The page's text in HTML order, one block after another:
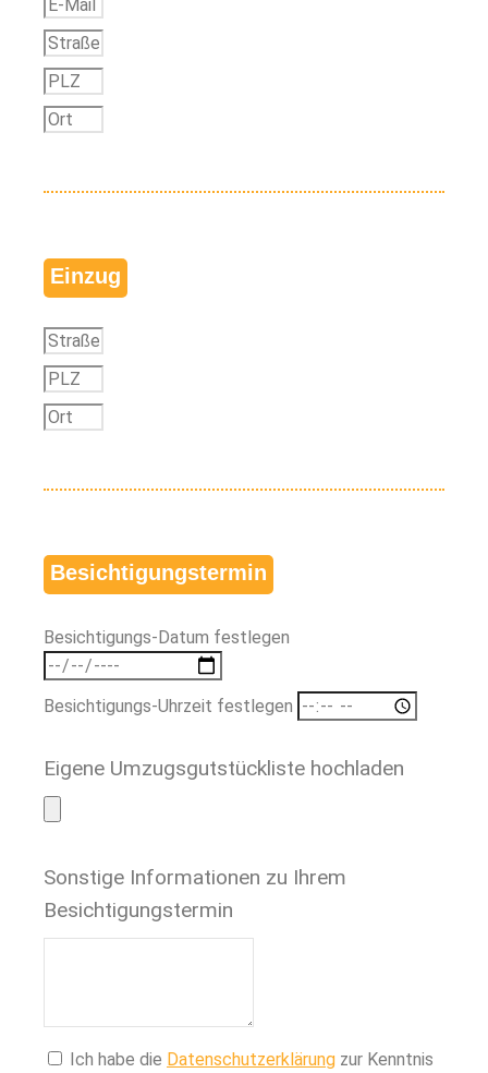
Einzug
Besichtigungstermin
Besichtigungs-Datum festlegen
Besichtigungs-Uhrzeit festlegen
Eigene Umzugsgutstückliste hochladen
Sonstige Informationen zu Ihrem
Besichtigungstermin
Ich habe die Datenschutzerklärung zur Kenntnis